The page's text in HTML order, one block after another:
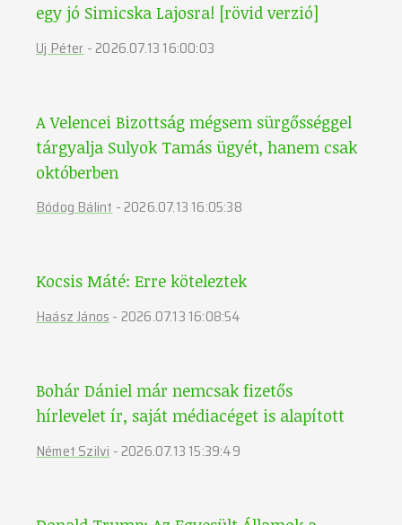
egy jó Simicska Lajosra! [rövid verzió]
Uj Péter - 2026.07.13 16:00:03
A Velencei Bizottság mégsem sürgősséggel
tárgyalja Sulyok Tamás ügyét, hanem csak
októberben
Bódog Bálint- 2026.07.13 16:05:38
Kocsis Máté: Erre köteleztek
Haász János- 2026.07.13 16:08:54
Bohár Dániel már nemcsak fizetős
hírlevelet ír, saját médiacéget is alapított
Német Szilvi- 2026.07.13 15:39:49